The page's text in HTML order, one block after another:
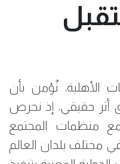
الأهلية، نُؤمن بأن
أثر حقيقي، إذ نحرص
منظمات المجتمع
في مختلف بلدان العالم